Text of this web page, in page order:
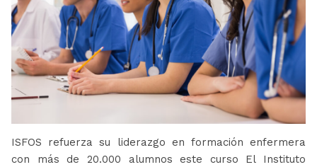
ISFOS refuerza su liderazgo en formación enfermera
con más de 20.000 alumnos este curso El Instituto